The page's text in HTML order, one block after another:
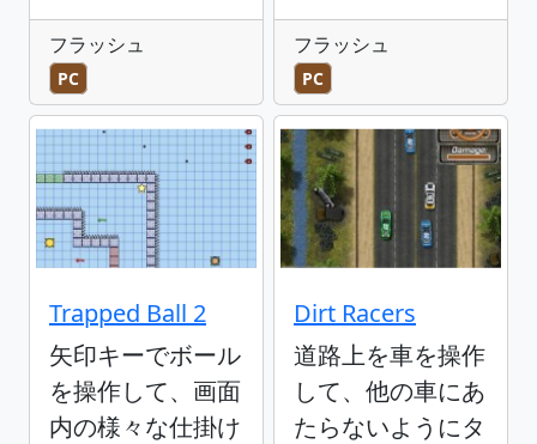
フラッシュ
PC
フラッシュ
PC
Trapped Ball 2
矢印キーでボール
を操作して、画面
内の様々な仕掛け
Dirt Racers
道路上を車を操作
して、他の車にあ
たらないようにタ